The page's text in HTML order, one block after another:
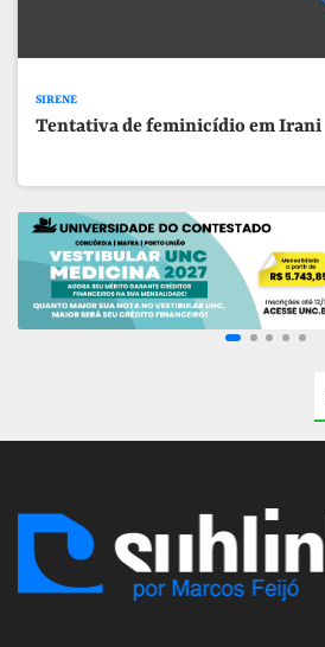
SIRENE
Tentativa de feminicídio em Irani